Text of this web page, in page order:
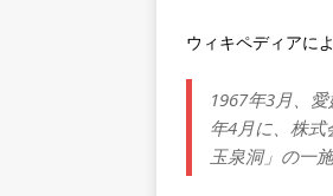
ウィキペディアによ
1967年3月、
年4月に、株式
玉泉洞」の一